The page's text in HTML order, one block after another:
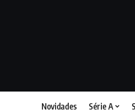
Novidades Série A